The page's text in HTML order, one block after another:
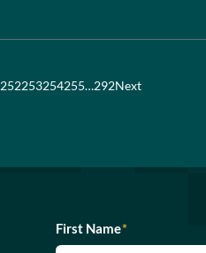
252253254255…292Next
First Name*